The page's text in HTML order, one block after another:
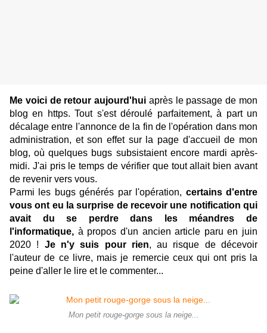
Me voici de retour aujourd'hui après le passage de mon
blog en https. Tout s'est déroulé parfaitement, à part un
décalage entre l'annonce de la fin de l'opération dans mon
administration, et son effet sur la page d'accueil de mon
blog, où quelques bugs subsistaient encore mardi après-
midi. J'ai pris le temps de vérifier que tout allait bien avant
de revenir vers vous.
Parmi les bugs générés par l'opération, certains d'entre
vous ont eu la surprise de recevoir une notification qui
avait du se perdre dans les méandres de
l'informatique, à propos d'un ancien article paru en juin
2020 ! Je n'y suis pour rien, au risque de décevoir
l'auteur de ce livre, mais je remercie ceux qui ont pris la
peine d'aller le lire et le commenter...
Mon petit rouge-gorge sous la neige...